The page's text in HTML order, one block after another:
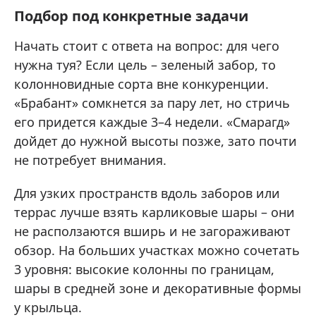
Подбор под конкретные задачи
Начать стоит с ответа на вопрос: для чего
нужна туя? Если цель – зеленый забор, то
колонновидные сорта вне конкуренции.
«Брабант» сомкнется за пару лет, но стричь
его придется каждые 3–4 недели. «Смарагд»
дойдет до нужной высоты позже, зато почти
не потребует внимания.
Для узких пространств вдоль заборов или
террас лучше взять карликовые шары – они
не расползаются вширь и не загораживают
обзор. На больших участках можно сочетать
3 уровня: высокие колонны по границам,
шары в средней зоне и декоративные формы
у крыльца.